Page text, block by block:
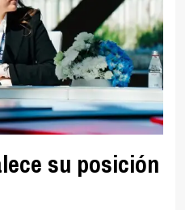
su posición